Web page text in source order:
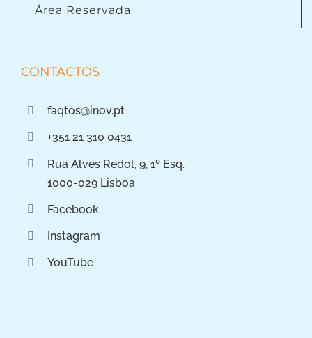
Área Reservada
CONTACTOS
faqtos@inov.pt
+351 21 310 0431
Rua Alves Redol, 9, 1º Esq.
1000-029 Lisboa
Facebook
Instagram
YouTube